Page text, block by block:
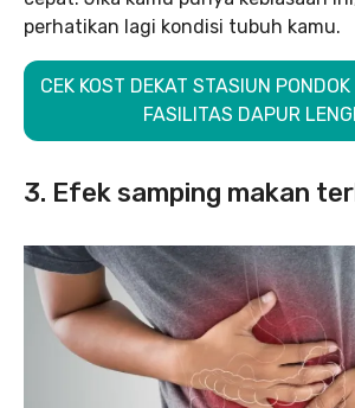
perhatikan lagi kondisi tubuh kamu.
CEK KOST DEKAT STASIUN
FASILITAS DAPUR
3. Efek samping makan